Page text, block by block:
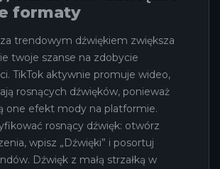
formaty
trendowym dźwiękiem zwiększa
twoje szanse na zdobycie
TikTok aktywnie promuje wideo,
rosnących dźwięków, ponieważ
one efekt mody na platformie.
rosnący dźwięk: otwórz
wpisz „Dźwięki” i posortuj
Dźwięk z małą strzałką w